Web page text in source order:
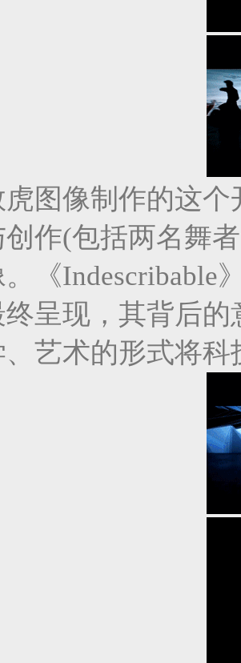
虎图像制作的这
创作(包括两名舞
《Indescribable
终呈现，其背后
、艺术的形式将科